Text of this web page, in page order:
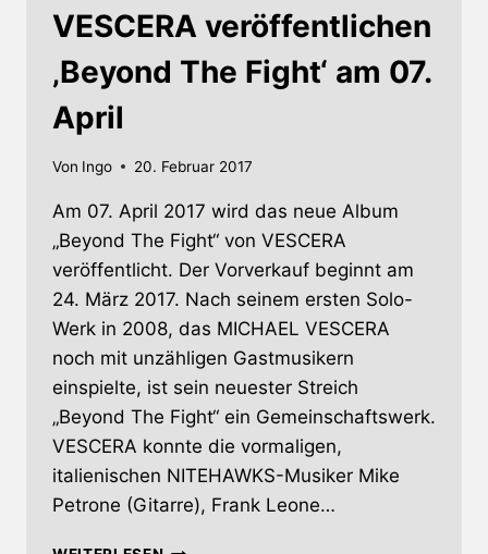
VESCERA veröffentlichen
‚Beyond The Fight‘ am 07.
April
Von Ingo 20. Februar 2017
Am 07. April 2017 wird das neue Album
„Beyond The Fight“ von VESCERA
veröffentlicht. Der Vorverkauf beginnt am
24. März 2017. Nach seinem ersten Solo-
Werk in 2008, das MICHAEL VESCERA
noch mit unzähligen Gastmusikern
einspielte, ist sein neuester Streich
„Beyond The Fight“ ein Gemeinschaftswerk.
VESCERA konnte die vormaligen,
italienischen NITEHAWKS-Musiker Mike
Petrone (Gitarre), Frank Leone…
VESCERA